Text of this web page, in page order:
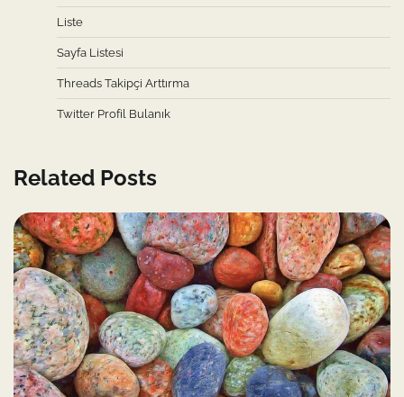
Liste
Sayfa Listesi
Threads Takipçi Arttırma
Twitter Profil Bulanık
Related Posts